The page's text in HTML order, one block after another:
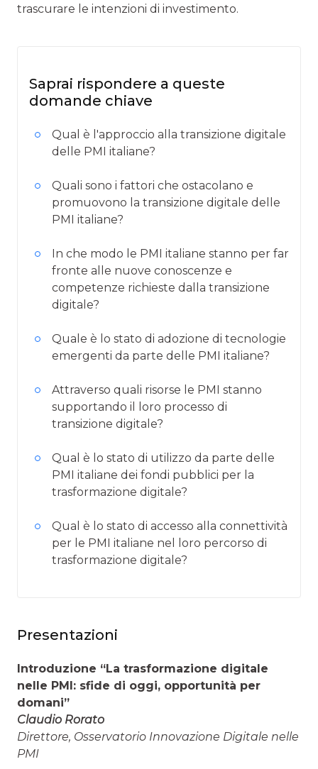
trascurare le intenzioni di investimento.
Saprai rispondere a queste
domande chiave
Qual è l'approccio alla transizione digitale
delle PMI italiane?
Quali sono i fattori che ostacolano e
promuovono la transizione digitale delle
PMI italiane?
In che modo le PMI italiane stanno per far
fronte alle nuove conoscenze e
competenze richieste dalla transizione
digitale?
Quale è lo stato di adozione di tecnologie
emergenti da parte delle PMI italiane?
Attraverso quali risorse le PMI stanno
supportando il loro processo di
transizione digitale?
Qual è lo stato di utilizzo da parte delle
PMI italiane dei fondi pubblici per la
trasformazione digitale?
Qual è lo stato di accesso alla connettività
per le PMI italiane nel loro percorso di
trasformazione digitale?
Presentazioni
Introduzione “La trasformazione digitale
nelle PMI: sfide di oggi, opportunità per
domani”
Claudio Rorato
Direttore, Osservatorio Innovazione Digitale nelle
PMI